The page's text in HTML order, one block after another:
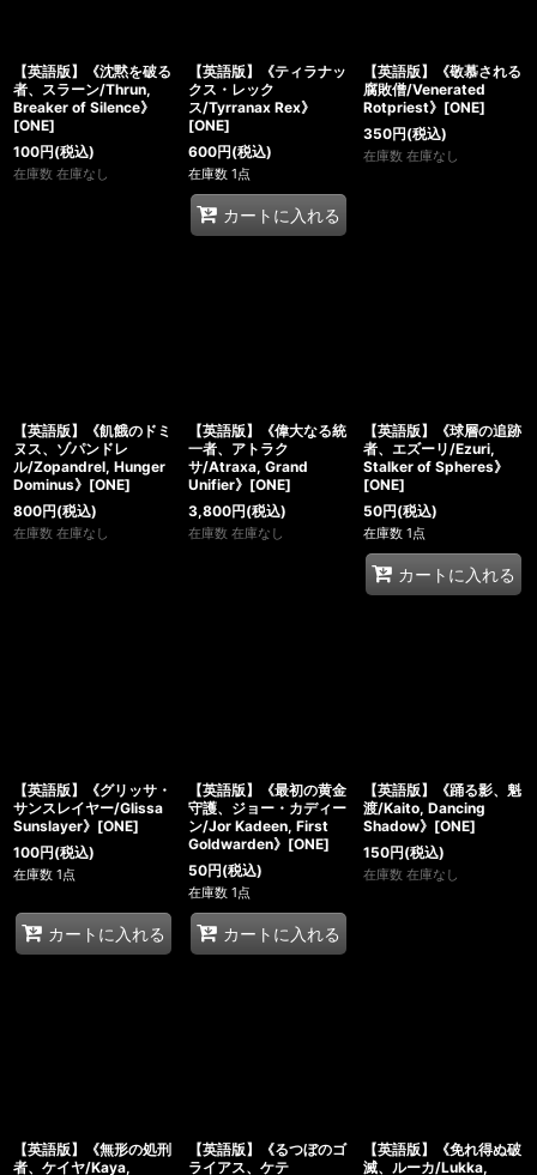
【英語版】《沈黙を破る
者、スラーン/Thrun,
Breaker of Silence》
[ONE]
100円(税込)
在庫数 在庫なし
【英語版】《ティラナッ
クス・レック
ス/Tyrranax Rex》
[ONE]
600円(税込)
在庫数 1点
カートに入れる
【英語版】《敬慕される
腐敗僧/Venerated
Rotpriest》[ONE]
350円(税込)
在庫数 在庫なし
【英語版】《飢餓のドミ
ヌス、ゾパンドレ
ル/Zopandrel, Hunger
Dominus》[ONE]
800円(税込)
在庫数 在庫なし
【英語版】《偉大なる統
一者、アトラク
サ/Atraxa, Grand
Unifier》[ONE]
3,800円(税込)
在庫数 在庫なし
【英語版】《球層の追跡
者、エズーリ/Ezuri,
Stalker of Spheres》
[ONE]
50円(税込)
在庫数 1点
カートに入れる
【英語版】《グリッサ・
サンスレイヤー/Glissa
Sunslayer》[ONE]
100円(税込)
在庫数 1点
カートに入れる
【英語版】《最初の黄金
守護、ジョー・カディー
ン/Jor Kadeen, First
Goldwarden》[ONE]
50円(税込)
在庫数 1点
カートに入れる
【英語版】《踊る影、魁
渡/Kaito, Dancing
Shadow》[ONE]
150円(税込)
在庫数 在庫なし
【英語版】《無形の処刑
者、ケイヤ/Kaya,
【英語版】《るつぼのゴ
ライアス、ケテ
【英語版】《免れ得ぬ破
滅、ルーカ/Lukka,